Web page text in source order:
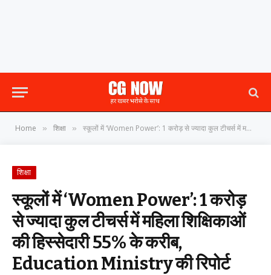
Home » शिक्षा » स्कूलों में ‘Women Power’: 1 करोड़ से ज्यादा कुल टीचर्स में महिला शिक्षिकाओं की हिस्सेदारी 55% के करीब, Education Ministry की रिपोर्ट
शिक्षा
स्कूलों में ‘Women Power’: 1 करोड़
से ज्यादा कुल टीचर्स में महिला शिक्षिकाओं
की हिस्सेदारी 55% के करीब,
Education Ministry की रिपोर्ट